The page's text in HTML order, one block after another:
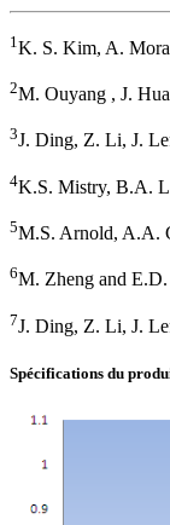
1 K. S. Kim, A.
2M. Ouyang , J.
3J. Ding, Z. Li, J.
4K.S. Mistry, B.A.
5M.S. Arnold, A.A.
6M. Zheng and
7J. Ding, Z. Li, J.
Spécifications du